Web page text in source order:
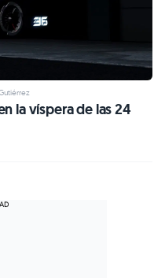
la víspera de las 24